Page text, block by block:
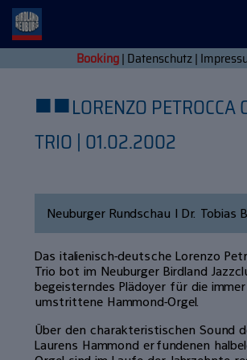
Booking| Datenschutz|
■■LORENZO PETROCCA
TRIO | 01.02.2002
Neuburger Rundschau | Dr. Tobias
Das italienisch-deutsche Lorenzo
Trio bot im Neuburger Birdland
begeisterndes Plädoyer für die
umstrittene Hammond-Orgel.
Über den charakteristischen Sound
Laurens Hammond erfundenen